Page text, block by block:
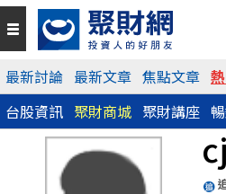
最新討論 最新文章 焦點文章
台股資訊 聚財商城 聚財講座
QR Code
https://www.wearn.com/